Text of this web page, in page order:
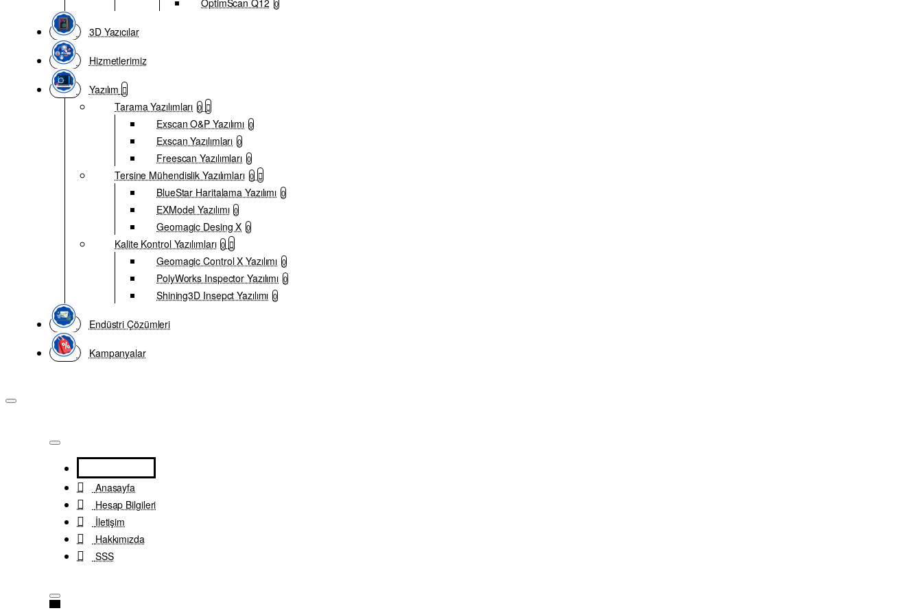
OptimScan Q12 0
3D Yazıcılar
Hizmetlerimiz
Yazılım
Tarama Yazılımları 0
Exscan O&P Yazılımı 0
Exscan Yazılımları 0
Freescan Yazılımları 0
Tersine Mühendislik Yazılımları 0
BlueStar Haritalama Yazılımı 0
EXModel Yazılımı 0
Geomagic Desing X 0
Kalite Kontrol Yazılımları 0
Geomagic Control X Yazılımı 0
PolyWorks Inspector Yazılımı 0
Shining3D Insepct Yazılımı 0
Endüstri Çözümleri
Kampanyalar
Anasayfa
Hesap Bilgileri
İletişim
Hakkımızda
SSS